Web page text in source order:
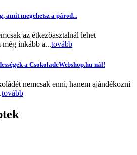
amit megehetsz a párod...
az étkezőasztalnál lehet
még inkább a...tovább
a CsokoladeWebshop.hu-nál!
nemcsak enni, hanem ajándékozni
tovább